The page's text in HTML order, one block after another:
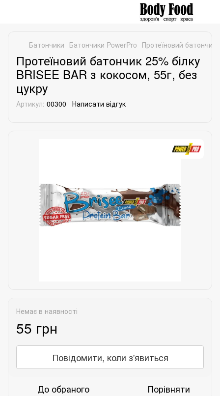
Батончики Батончики PowerPro Протеїновий батончик
Протеїновий батончик 25% білку
BRISEE BAR з кокосом, 55г, без
цукру
Артикул: 00300 Написати відгук
Немає в наявності
55 грн
Повідомити, коли з'явиться
До обраного Порівняти